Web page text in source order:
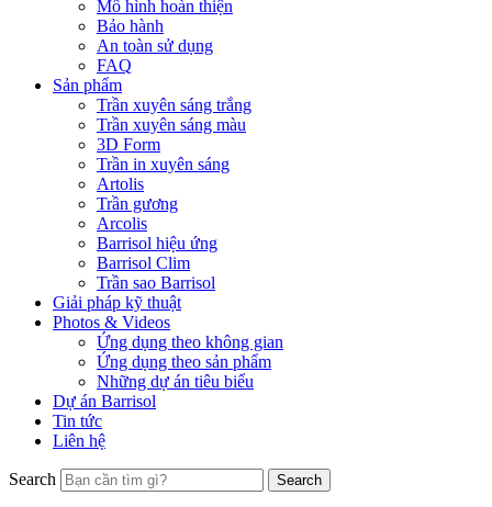
Mô hình hoàn thiện
Bảo hành
An toàn sử dụng
FAQ
Sản phẩm
Trần xuyên sáng trắng
Trần xuyên sáng màu
3D Form
Trần in xuyên sáng
Artolis
Trần gương
Arcolis
Barrisol hiệu ứng
Barrisol Clim
Trần sao Barrisol
Giải pháp kỹ thuật
Photos & Videos
Ứng dụng theo không gian
Ứng dụng theo sản phẩm
Những dự án tiêu biểu
Dự án Barrisol
Tin tức
Liên hệ
Search